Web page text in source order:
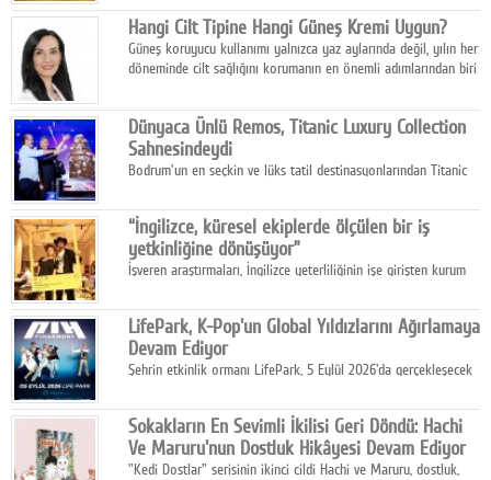
aksiyonu ve karanlık fantastik atmosferi bir araya getirmeyi
sürdürüyor.
Hangi Cilt Tipine Hangi Güneş Kremi Uygun?
Güneş koruyucu kullanımı yalnızca yaz aylarında değil, yılın her
döneminde cilt sağlığını korumanın en önemli adımlarından biri
Dünyaca Ünlü Remos, Titanic Luxury Collection
Sahnesindeydi
Bodrum'un en seçkin ve lüks tatil destinasyonlarından Titanic
yaz etkinlikleri kapsamında uluslararası yıldızları ağırlamaya
devam ediyor
“İngilizce, küresel ekiplerde ölçülen bir iş
yetkinliğine dönüşüyor”
İşveren araştırmaları, İngilizce yeterliliğinin işe girişten kurum
gösteriyor.
LifePark, K-Pop'un Global Yıldızlarını Ağırlamaya
Devam Ediyor
Şehrin etkinlik ormanı LifePark, 5 Eylül 2026'da gerçekleşecek
haritasında önemli bir destinasyon haline getirmeye
hazırlanıyor.
Sokakların En Sevimli İkilisi Geri Döndü: Hachi
Ve Maruru'nun Dostluk Hikâyesi Devam Ediyor
"Kedi Dostlar" serisinin ikinci cildi Hachi ve Maruru, dostluk,